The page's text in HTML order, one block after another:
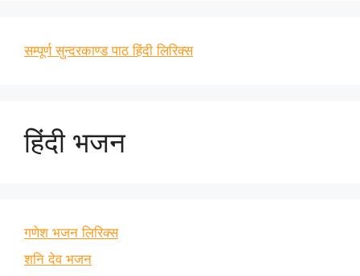
सम्पूर्ण सुन्दरकाण्ड पाठ हिंदी लिरिक्स
हिंदी भजन
गणेश भजन लिरिक्स
शनि देव भजन